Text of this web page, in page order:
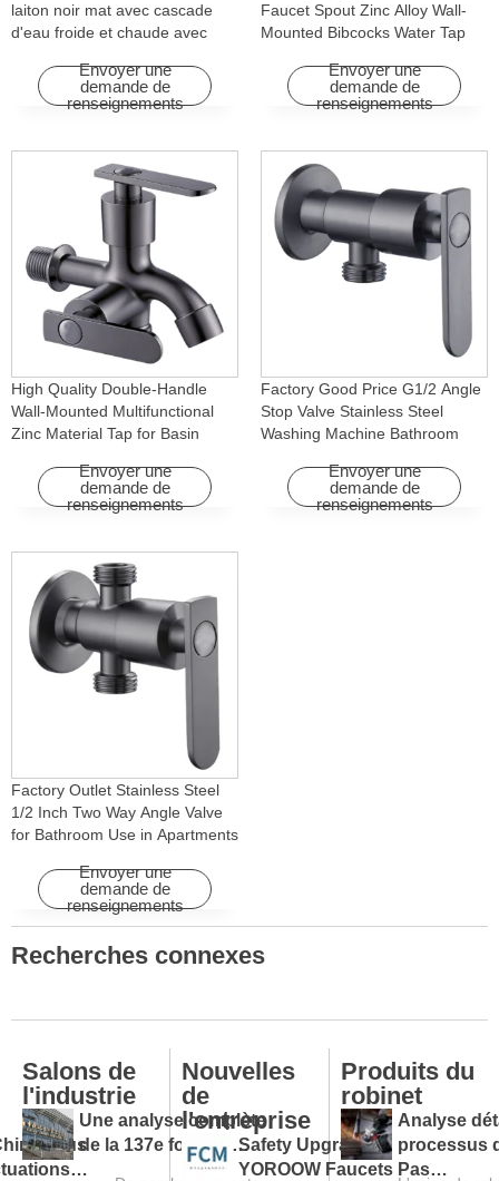
laiton noir mat avec cascade
d'eau froide et chaude avec
appartementsEnvoyer une
demande de
renseignements
Faucet Spout Zinc Alloy Wall-
Mounted Bibcocks Water Tap
Envoyer une
demande de
renseignements
High Quality Double-Handle
Wall-Mounted Multifunctional
Zinc Material Tap for Basin
Homes
Envoyer une
demande de
renseignements
Factory Good Price G1/2 Angle
Stop Valve Stainless Steel
Washing Machine Bathroom
Apartments & Hotels
Envoyer une
demande de
renseignements
Factory Outlet Stainless Steel
1/2 Inch Two Way Angle Valve
for Bathroom Use in Apartments
Envoyer une
demande de
renseignements
Recherches connexes
sous
Salons de
l'industrie
Une analyse complète
de la 137e foire de
Canton et un guide pour
Nouvelles
de
l'entreprise
Safety Upgraded:
YOROOW Faucets Pass
Produits du
robinet
Analyse
processus
production